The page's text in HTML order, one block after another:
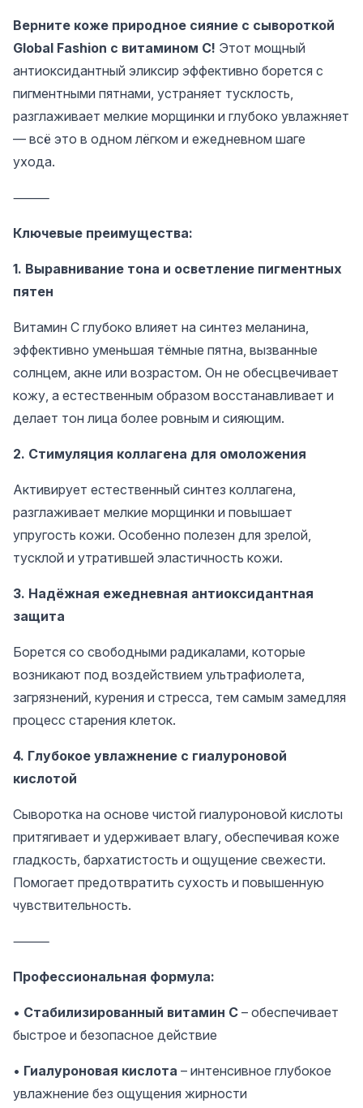
Верните коже природное сияние с сывороткой
Global Fashion с витамином C! Этот мощный
антиоксидантный эликсир эффективно борется с
пигментными пятнами, устраняет тусклость,
разглаживает мелкие морщинки и глубоко увлажняет
— всё это в одном лёгком и ежедневном шаге
ухода.
⸻
Ключевые преимущества:
1. Выравнивание тона и осветление пигментных
пятен
Витамин С глубоко влияет на синтез меланина,
эффективно уменьшая тёмные пятна, вызванные
солнцем, акне или возрастом. Он не обесцвечивает
кожу, а естественным образом восстанавливает и
делает тон лица более ровным и сияющим.
2. Стимуляция коллагена для омоложения
Активирует естественный синтез коллагена,
разглаживает мелкие морщинки и повышает
упругость кожи. Особенно полезен для зрелой,
тусклой и утратившей эластичность кожи.
3. Надёжная ежедневная антиоксидантная
защита
Борется со свободными радикалами, которые
возникают под воздействием ультрафиолета,
загрязнений, курения и стресса, тем самым замедляя
процесс старения клеток.
4. Глубокое увлажнение с гиалуроновой
кислотой
Сыворотка на основе чистой гиалуроновой кислоты
притягивает и удерживает влагу, обеспечивая коже
гладкость, бархатистость и ощущение свежести.
Помогает предотвратить сухость и повышенную
чувствительность.
⸻
Профессиональная формула:
• Стабилизированный витамин С – обеспечивает
быстрое и безопасное действие
• Гиалуроновая кислота – интенсивное глубокое
увлажнение без ощущения жирности